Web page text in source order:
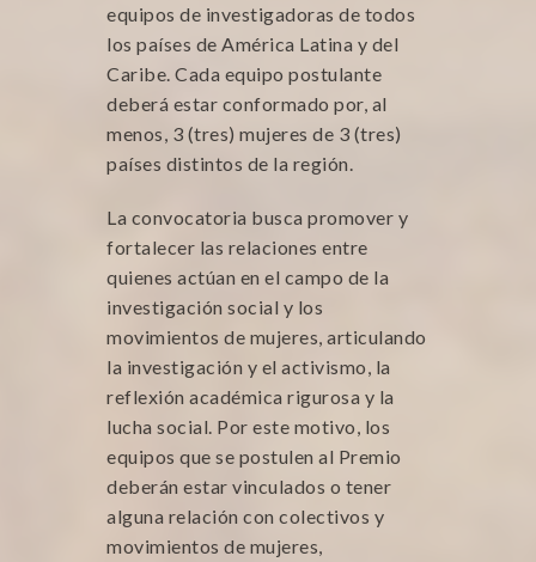
equipos de investigadoras de todos
los países de América Latina y del
Caribe. Cada equipo postulante
deberá estar conformado por, al
menos, 3 (tres) mujeres de 3 (tres)
países distintos de la región.
La convocatoria busca promover y
fortalecer las relaciones entre
quienes actúan en el campo de la
investigación social y los
movimientos de mujeres, articulando
la investigación y el activismo, la
reflexión académica rigurosa y la
lucha social. Por este motivo, los
equipos que se postulen al Premio
deberán estar vinculados o tener
alguna relación con colectivos y
movimientos de mujeres,